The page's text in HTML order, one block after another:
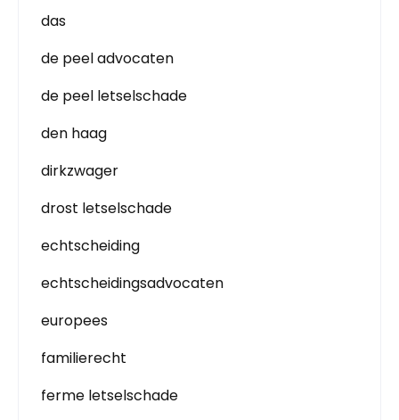
das
de peel advocaten
de peel letselschade
den haag
dirkzwager
drost letselschade
echtscheiding
echtscheidingsadvocaten
europees
familierecht
ferme letselschade